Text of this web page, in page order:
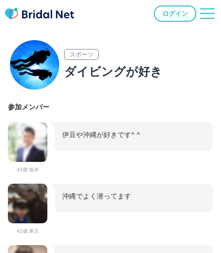
ログイン
スポーツ
ダイビングが好き
参加メンバー
43歳 栃木
伊豆や沖縄が好きです^ ^
42歳 東京
沖縄でよく潜ってます